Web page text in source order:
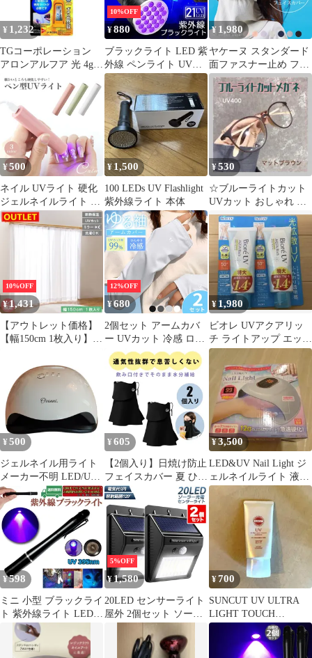
指穴 ポニーテール穴 フ
ード付き 長袖 紫外線対
策 自転車 運転 アウト
ドア
¥ 1,232
TGコーポレーション
アロンアルフア 光 4g
ライトなし
10%OFF
¥880
ブラックライト LED 紫
外線 ペンライト UVラ
イト 21 灯 ネイルライ
ト ハンディーライト
UV 懐中電灯 ストラッ
プ付き UV レジン 汚れ
釣り 蓄光力 絨毯 尿跡
アニサキスライト
¥ 1,980
ヤケーヌ スタンダード
面ファスナー止め フェ
イスマスク UVカット
丸福繊維
¥500
ネイル UVライト 硬化
ジェルネイルライト ラ
イト 給電式 レジン セ
ルフ ジェルネイルシー
¥ 1,500
100 LEDs UV Flashlight
紫外線ライト 本体
¥530
☆ブルーライトカット
UVカット おしゃれ メ
ガネ マットブラウン 伊
達眼鏡
10%OFF
¥1,431
【アウトレット価格】
【幅150cm 1枚入り】
ホワイト 断熱 保温 UV
洗える 洗濯 シンプル
見えにくい サイズ限定
丈133cm 198cm 208cm 1
枚入り 特価 激安 格安
白 高機能 送料無料 直
送 ユニベール
12%OFF
¥680
2個セット アームカバ
ー UVカット 冷感 ロン
グ丈 UPF50+ 紫外線 日
焼け対策 袖 腕 ゆった
り カバー 予防 防止 カ
バー アームスリーブ 伸
縮性 クール ひんやり
運転 UV メンズ レディ
ース ブラック 黒 グレ
ー ライトグレー ホワイ
ト 白
¥ 1,980
ビオレ UVアクアリッ
チ ライトアップ エッセ
ンス 100g 2個
¥ 500
ジェルネイル用ライト
メーカー不明 LED/UV
lamp【MY300】
¥ 605
【2個入り】日焼け防止
フェイスカバー 夏 ひよ
けマスク 日焼け マスク
フェイス uv カバー 日
焼け対策 日焼け止めマ
スク 紫外線対策 uvカッ
ト 着用したまま飲める
フェイスカバー 日焼け
対策 ネックカバー付き
洗える 通気性 ストレッ
チ(黒)
¥3,500
LED&UV Nail Light ジ
ェルネイルライト 液晶
付き
¥598
ミニ 小型 ブラックライ
ト 紫外線ライト LEDラ
イト 395nm UVライト
ハンディUV懐中電灯
防水 レジン用硬化ライ
5%OFF
¥ 1,580
20LED センサーライト
屋外 2個セット ソーラ
ーライト 高輝度 防犯
人感 防水 屋外照明
120°照明範囲 夜間自動
¥700
SUNCUT UV ULTRA
LIGHT TOUCH
ESSENCE